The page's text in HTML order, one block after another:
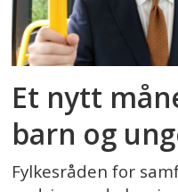
Et nytt
barn og
Fylkesråden for